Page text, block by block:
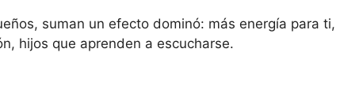
suman un efecto dominó: más energía para ti,
hijos que aprenden a escucharse.